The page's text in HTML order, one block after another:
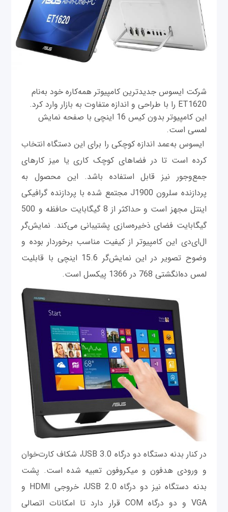
شرکت ایسوس جدیدترین کامپیوتر همه‌کاره خود به‌نام
ET1620 را با طراحی و اندازه متفاوت به بازار وارد کرد.
این کامپیوتر بدون کیس 16 اینچی با صفحه‌ نمایش
لمسی است.
ایسوس به‌عمد اندازه کوچکی را برای این دستگاه انتخاب
کرده است تا در فضاهای کوچک کاری یا میز کارهای
جمع‌وجور نیز قابل استفاده باشد. این محصول به
پردازنده سلرون J1900 مجتمع شده با پردازنده گرافیکی
اینتل مجهز است و حداکثر از 8 گیگابایت حافظه و 500
گیگابایت فضای ذخیره‌سازی پشتیبانی می‌کند. نمایش‌گر
ال‌ای‌دی این کامپیوتر از کیفیت مناسب برخوردار بوده و
وضوح تصویر در این نمایش‌گر 15.6 اینچی با قابلیت
لمس ده‌انگشتی 768 در 1366 پیکسل است.
در کنار بدنه دستگاه دو درگاه USB 3.0، شکاف کارت‌خوان
و ورودی هدفون و میکروفون تعبیه شده است. پشت
بدنه دستگاه نیز دو درگاه USB 2.0، خروجی HDMI و
VGA و دو درگاه COM قرار دارد تا امکانات اتصالی